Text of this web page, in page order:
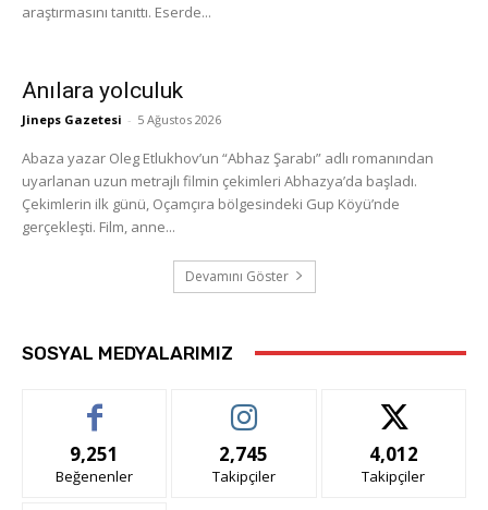
araştırmasını tanıttı. Eserde...
Anılara yolculuk
Jineps Gazetesi - 5 Ağustos 2026
Abaza yazar Oleg Etlukhov’un “Abhaz Şarabı” adlı romanından
uyarlanan uzun metrajlı filmin çekimleri Abhazya’da başladı.
Çekimlerin ilk günü, Oçamçıra bölgesindeki Gup Köyü’nde
gerçekleşti. Film, anne...
Devamını Göster
SOSYAL MEDYALARIMIZ
9,251
Beğenenler
2,745
Takipçiler
4,012
Takipçiler